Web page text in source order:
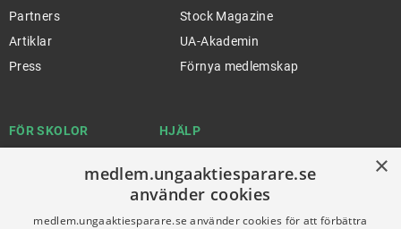
Partners
Artiklar
Press
Stock Magazine
UA-Akademin
Förnya medlemskap
FÖR SKOLOR HJÄLP
×
medlem.ungaaktiesparare.se
använder cookies
medlem.ungaaktiesparare.se använder cookies för att förbättra